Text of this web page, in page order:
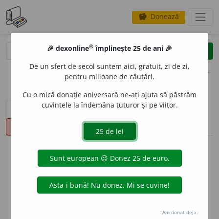
savings Donează
clear
opțiuni
sinteza definițiilor (1) definiții (37)
declinări
info
Aceste definiții sunt compilate de
echipa dexonline. Definițiile
originale se află pe filadefiniții.
Puteți reordona filele pe pagina de
🎉 dexonline® împlinește 25 de ani 🎉
De un sfert de secol suntem aici, gratuit, zi de zi,
pentru milioane de căutări.
Cu o mică donație aniversară ne-ați ajuta să păstrăm
cuvintele la îndemâna tuturor și pe viitor.
Am donat deja.